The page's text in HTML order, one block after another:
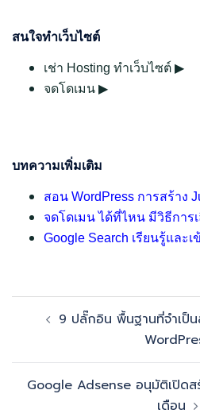
สนใจทำเว็บไซต์
เช่า Hosting ทำเว็บไซต์ ▶
จดโดเมน ▶
บทความเพิ่มเติม
สอน WordPress การสร้าง
จดโดเมน ได้ที่ไหน มีวิธีการ
Google Search เรียนรู้และ
Post
navigation
9 ปลั๊กอิน พื้นฐานที่จำเป็น
Google Adsense อนุมัติเปิดส
เดือน